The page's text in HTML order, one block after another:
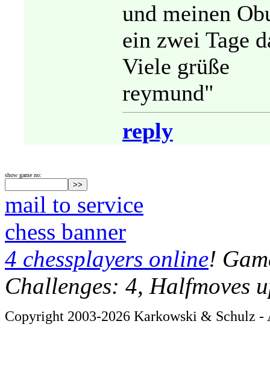
und meinen
ein zwei Tage
Viele grüße
reymund"
reply
show game no:
mail to service
chess banner
4 chessplayers online!
Challenges: 4, Halfmoves
Copyright 2003-2026 Karkowski & Schulz